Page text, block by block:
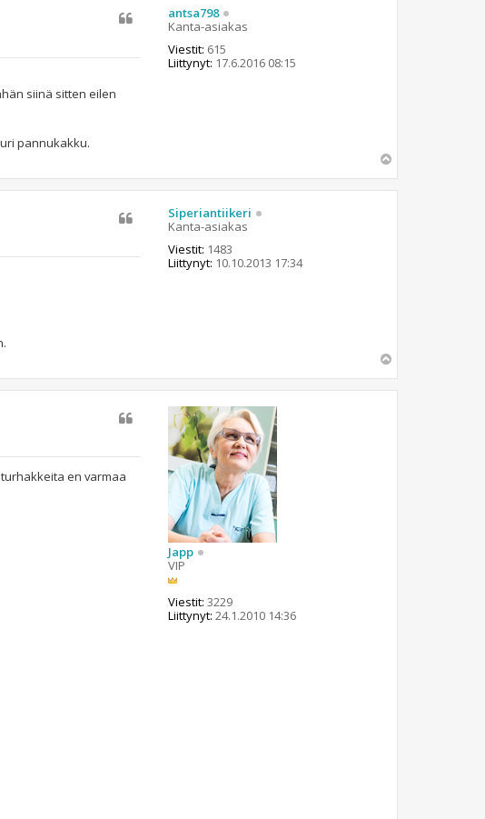
antsa798
Kanta-asiakas
Viestit: 615
Liittynyt: 17.6.2016 08:15
siinä sitten eilen
pannukakku.
ö
Siperiantiikeri
Kanta-asiakas
Viestit: 1483
Liittynyt: 10.10.2013 17:34
ö
Japp
VIP
Viestit: 3229
Liittynyt: 24.1.2010 14:36
en varmaa